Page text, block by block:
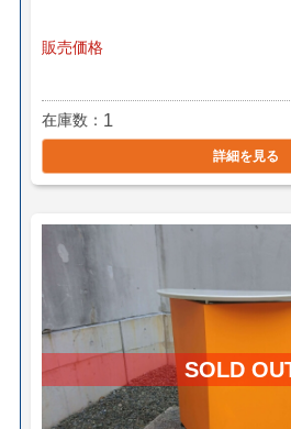
販売価格
在庫数 1
詳細を見る